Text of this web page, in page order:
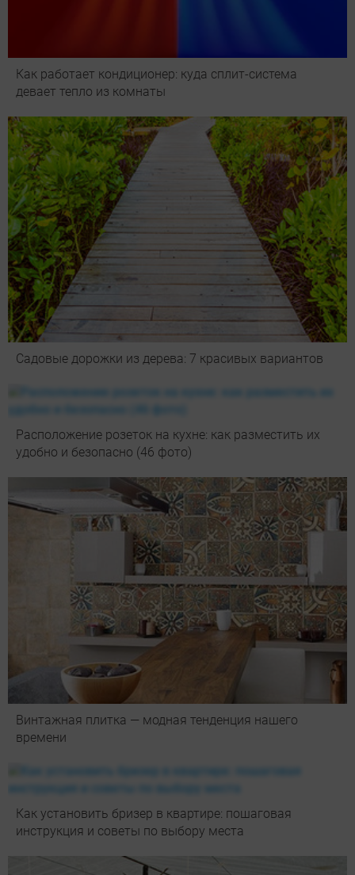
Как работает кондиционер: куда сплит-система
девает тепло из комнаты
Садовые дорожки из дерева: 7 красивых вариантов
Расположение розеток на кухне: как разместить их
удобно и безопасно (46 фото)
Винтажная плитка — модная тенденция нашего
времени
Как установить бризер в квартире: пошаговая
инструкция и советы по выбору места